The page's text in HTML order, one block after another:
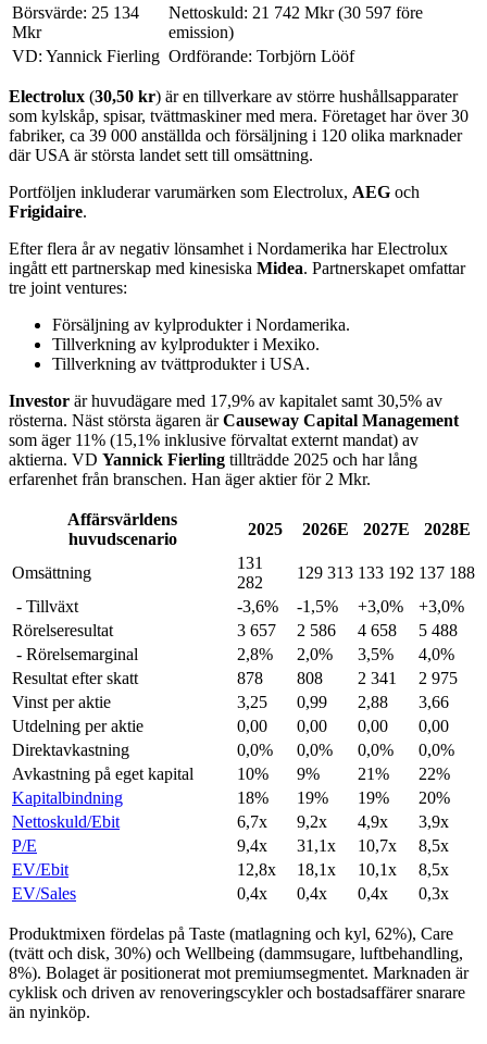
Börsvärde: 25 134
Mkr
Nettoskuld: 21 742 Mkr (30 597 före
emission)
VD: Yannick Fierling Ordförande: Torbjörn Lööf
Electrolux (30,50 kr) är en tillverkare av större hushållsapparater
som kylskåp, spisar, tvättmaskiner med mera. Företaget har över 30
fabriker, ca 39 000 anställda och försäljning i 120 olika marknader
där USA är största landet sett till omsättning.
Portföljen inkluderar varumärken som Electrolux, AEG och
Frigidaire.
Efter flera år av negativ lönsamhet i Nordamerika har Electrolux
ingått ett partnerskap med kinesiska Midea. Partnerskapet omfattar
tre joint ventures:
Försäljning av kylprodukter i Nordamerika.
Tillverkning av kylprodukter i Mexiko.
Tillverkning av tvättprodukter i USA.
Investor är huvudägare med 17,9% av kapitalet samt 30,5% av
rösterna. Näst största ägaren ärCauseway Capital Management
som äger 11% (15,1% inklusive förvaltat externt mandat) av
aktierna. VD Yannick Fierling tillträdde 2025 och har lång
erfarenhet från branschen. Han äger aktier för 2 Mkr.
Affärsvärldens
huvudscenario
2025 2026E 2027E 2028E
Omsättning
131
282
129 313 133 192 137 188
- Tillväxt
-3,6% -1,5% +3,0%
+3,0%
Rörelseresultat
3 657 2 586 4 658
5 488
- Rörelsemarginal
2,8% 2,0% 3,5%
4,0%
Resultat efter skatt
878 808 2 341
2 975
Vinst per aktie
3,25 0,99 2,88
3,66
Utdelning per aktie
0,00 0,00 0,00
0,00
Direktavkastning
0,0% 0,0% 0,0%
0,0%
Avkastning på eget kapital
10% 9% 21%
22%
Kapitalbindning
18% 19% 19%
20%
Nettoskuld/Ebit
6,7x 9,2x 4,9x
3,9x
P/E
9,4x 31,1x 10,7x
8,5x
EV/Ebit
12,8x 18,1x 10,1x
8,5x
EV/Sales
0,4x 0,4x 0,4x 0,3x
Produktmixen fördelas på Taste (matlagning och kyl, 62%), Care
(tvätt och disk, 30%) och Wellbeing (dammsugare, luftbehandling,
8%). Bolaget är positionerat mot premiumsegmentet. Marknaden är
cyklisk och driven av renoveringscykler och bostadsaffärer snarare
än nyinköp.